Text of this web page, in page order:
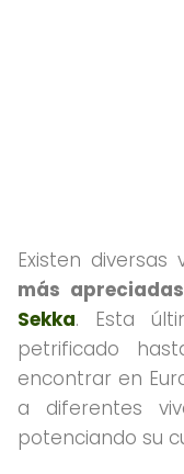
Existen diversas
más
Sekka. Esta
petrificado
encontrar en
a diferentes
potenciando su